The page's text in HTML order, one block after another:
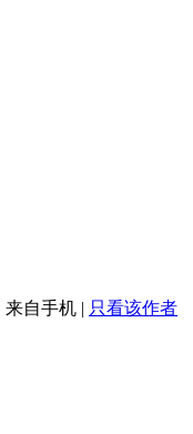
来自手机 | 只看该作者